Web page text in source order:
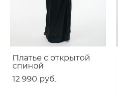
Платье с открытой
спиной
12 990 pуб.